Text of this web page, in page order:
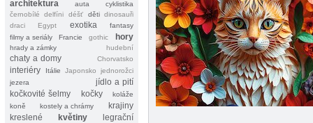
architektura auta
cyklistika
černobílé
delfíni déšť děti dinosauři
draci
Egypt exotika
fantasy
filmy a seriály
Francie gothic hory
hrady a zámky hudební
chaty a domy Chorvatsko
interiéry Itálie Japonsko
jednorožci
jezera
jídlo a pití
kočkovité šelmy
kočky
koláže
koně
kostely a chrámy
krajiny
kreslené
květiny legrační